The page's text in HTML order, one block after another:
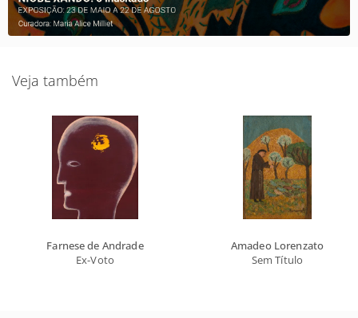
Veja também
Farnese de Andrade
Ex-Voto
Amadeo Lorenzato
Sem Título